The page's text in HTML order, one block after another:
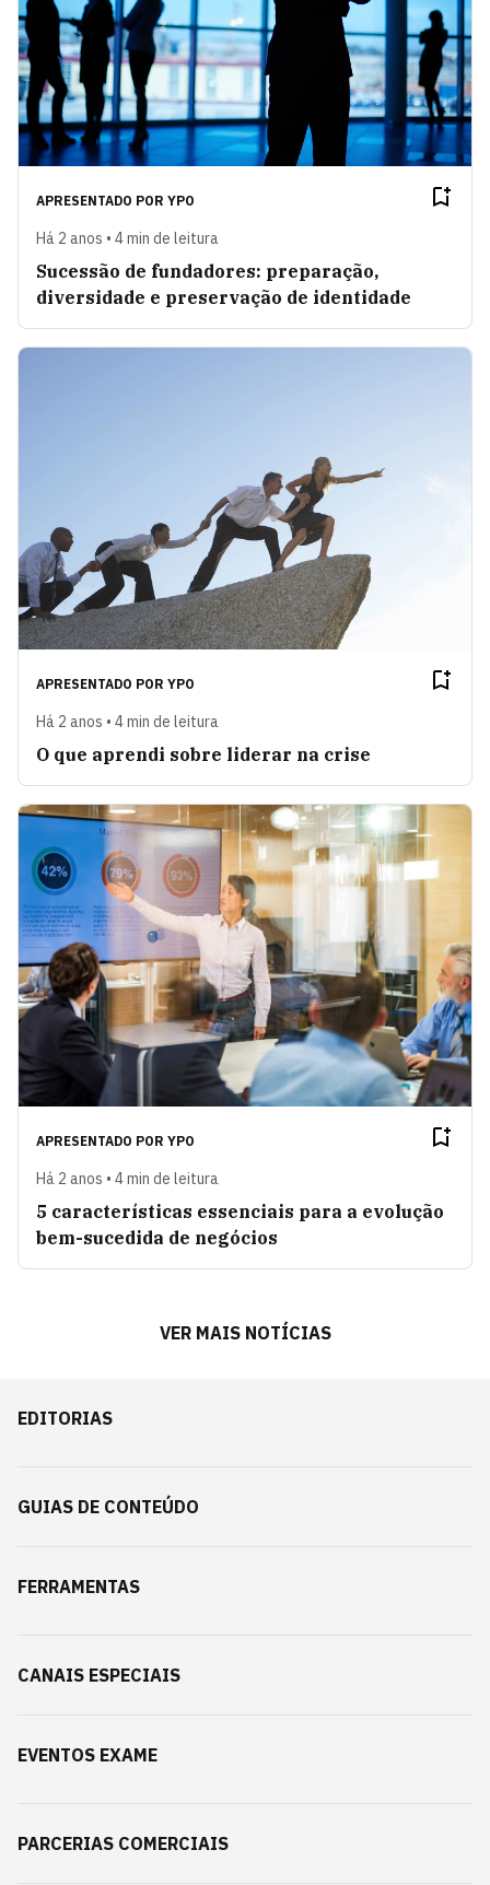
APRESENTADO POR YPO
Há 2 anos • 4 min de leitura
Sucessão de fundadores: preparação,
diversidade e preservação de identidade
APRESENTADO POR YPO
Há 2 anos • 4 min de leitura
O que aprendi sobre liderar na crise
APRESENTADO POR YPO
Há 2 anos • 4 min de leitura
5 características essenciais para a evolução
bem-sucedida de negócios
VER MAIS NOTÍCIAS
EDITORIAS
GUIAS DE CONTEÚDO
FERRAMENTAS
CANAIS ESPECIAIS
EVENTOS EXAME
PARCERIAS COMERCIAIS